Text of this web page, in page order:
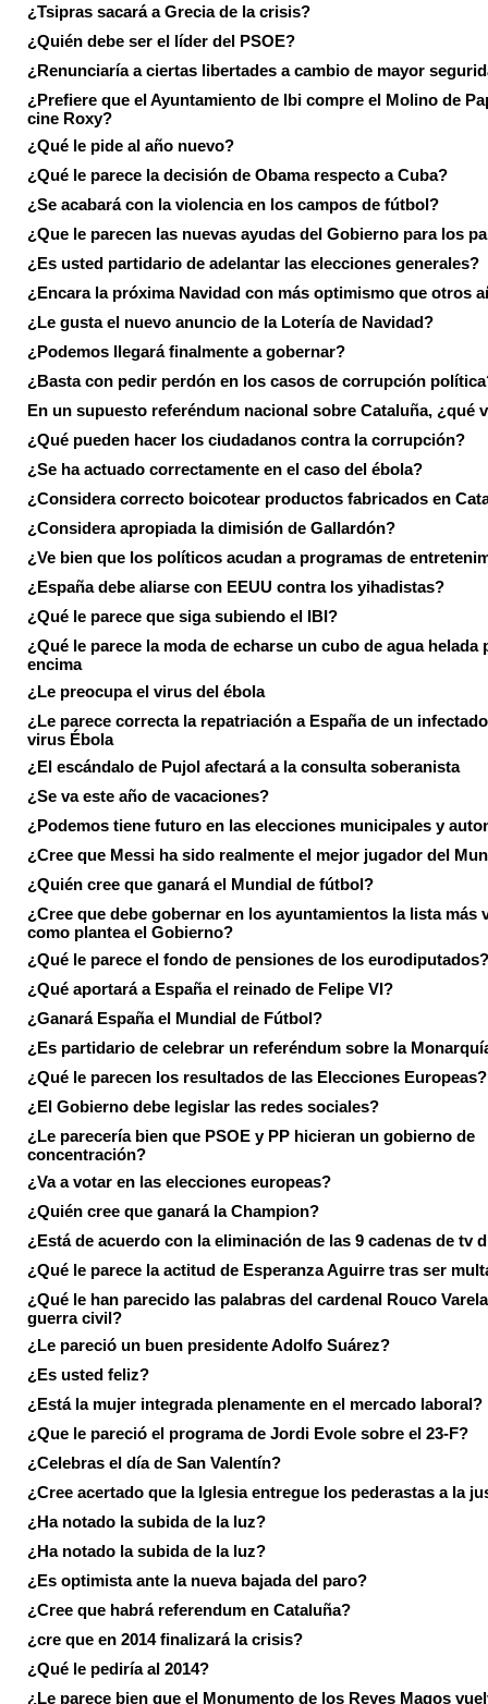
¿Tsipras sacará a Grecia de la crisis?
¿Quién debe ser el líder del PSOE?
¿Renunciaría a ciertas libertades a cambio de mayor
¿Prefiere que el Ayuntamiento de Ibi compre el Molino de
cine Roxy?
¿Qué le pide al año nuevo?
¿Qué le parece la decisión de Obama respecto a Cuba?
¿Se acabará con la violencia en los campos de fútbol?
¿Que le parecen las nuevas ayudas del Gobierno para los
¿Es usted partidario de adelantar las elecciones generales?
¿Encara la próxima Navidad con más optimismo que otros
¿Le gusta el nuevo anuncio de la Lotería de Navidad?
¿Podemos llegará finalmente a gobernar?
¿Basta con pedir perdón en los casos de corrupción
En un supuesto referéndum nacional sobre Cataluña, ¿qué
¿Qué pueden hacer los ciudadanos contra la corrupción?
¿Se ha actuado correctamente en el caso del ébola?
¿Considera correcto boicotear productos fabricados en
¿Considera apropiada la dimisión de Gallardón?
¿Ve bien que los políticos acudan a programas de
¿España debe aliarse con EEUU contra los yihadistas?
¿Qué le parece que siga subiendo el IBI?
¿Qué le parece la moda de echarse un cubo de agua helada
encima
¿Le preocupa el virus del ébola
¿Le parece correcta la repatriación a España de un
virus Ébola
¿El escándalo de Pujol afectará a la consulta soberanista
¿Se va este año de vacaciones?
¿Podemos tiene futuro en las elecciones municipales y
¿Cree que Messi ha sido realmente el mejor jugador del
¿Quién cree que ganará el Mundial de fútbol?
¿Cree que debe gobernar en los ayuntamientos la lista más
como plantea el Gobierno?
¿Qué le parece el fondo de pensiones de los eurodiputados?
¿Qué aportará a España el reinado de Felipe VI?
¿Ganará España el Mundial de Fútbol?
¿Es partidario de celebrar un referéndum sobre la
¿Qué le parecen los resultados de las Elecciones Europeas?
¿El Gobierno debe legislar las redes sociales?
¿Le parecería bien que PSOE y PP hicieran un gobierno de
concentración?
¿Va a votar en las elecciones europeas?
¿Quién cree que ganará la Champion?
¿Está de acuerdo con la eliminación de las 9 cadenas de tv
¿Qué le parece la actitud de Esperanza Aguirre tras ser
¿Qué le han parecido las palabras del cardenal Rouco
guerra civil?
¿Le pareció un buen presidente Adolfo Suárez?
¿Es usted feliz?
¿Está la mujer integrada plenamente en el mercado laboral?
¿Que le pareció el programa de Jordi Evole sobre el 23-F?
¿Celebras el día de San Valentín?
¿Cree acertado que la Iglesia entregue los pederastas a la
¿Ha notado la subida de la luz?
¿Ha notado la subida de la luz?
¿Es optimista ante la nueva bajada del paro?
¿Cree que habrá referendum en Cataluña?
¿cre que en 2014 finalizará la crisis?
¿Qué le pediría al 2014?
¿Le parece bien que el Monumento de los Reyes Magos